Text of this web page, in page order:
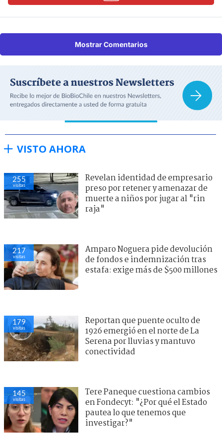
Mostrar Comentarios
VISTO AHORA
255
visitas
Revelan identidad de empresario
preso por retener y amenazar de
muerte a niños por jugar al "rin
raja"
217
visitas
Amparo Noguera pide devolución
de fondos e indemnización tras
estafa: exige más de $500 millones
179
visitas
Reportan que puente oculto de
1926 emergió en el norte de La
Serena por lluvias y mantuvo
conectividad
145
visitas
Tere Paneque cuestiona cambios
en Fondecyt: "¿Por qué el Estado
pautea lo que tenemos que
investigar?"